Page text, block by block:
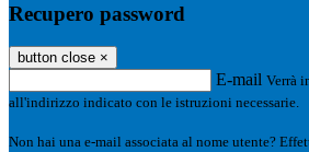
Recupero password
button close ×
E-mail Verrà
all'indirizzo indicato con le istruzioni necessarie.
Non hai una e-mail associata al nome utente?